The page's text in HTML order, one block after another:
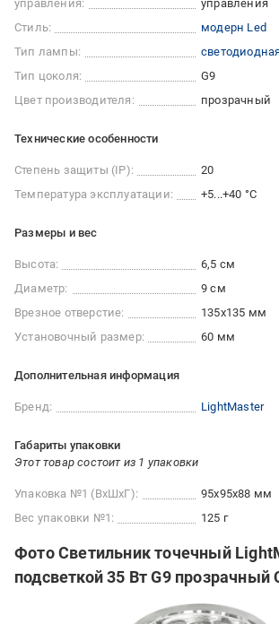
управления:
управления
Стиль:
модерн Led
Тип лампы:
Тип цоколя:
G9
Цвет производителя:
прозрачный
Технические особенности
Степень защиты (IP):
20
Температура эксплуатации:
+5...+40 °C
Размеры и вес
Высота:
6,5 см
Диаметр:
9 см
Врезное отверстие:
135x135 мм
Установочный размер:
60 мм
Дополнительная информация
Бренд: LightMaster
Габариты упаковки
Этот товар состоит из 1 упаковки
Упаковка №1 (ВхШхГ):
95x95x88 мм
Вес упаковки №1:
125 г
Фото Светильник точечный
подсветкой 35 Вт G9 прозрачный